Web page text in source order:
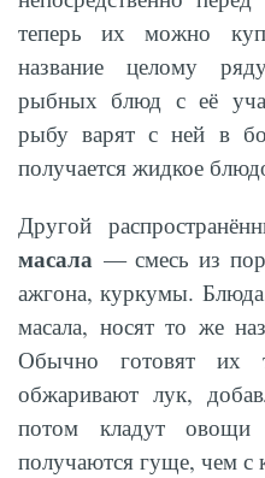
теперь их можно
название целому
рыбных блюд с её
рыбу варят с ней в
получается жидкое
Другой
масала — смесь из
ажгона, куркумы.
масала, носят то же
Обычно готовят их
обжаривают лук,
потом кладут
получаются гуще, чем с